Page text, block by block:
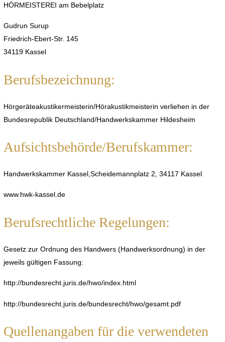
HÖRMEISTEREI am Bebelplatz
Gudrun Surup
Friedrich-Ebert-Str. 145
34119 Kassel
Berufsbezeichnung:
Hörgeräteakustikermeisterin/Hörakustikmeisterin verliehen in der
Bundesrepublik Deutschland/Handwerkskammer Hildesheim
Aufsichtsbehörde/Berufskammer:
Handwerkskammer Kassel,Scheidemannplatz 2, 34117 Kassel
www.hwk-kassel.de
Berufsrechtliche Regelungen:
Gesetz zur Ordnung des Handwers (Handwerksordnung) in der
jeweils gültigen Fassung:
http://bundesrecht.juris.de/hwo/index.html
http://bundesrecht.juris.de/bundesrecht/hwo/gesamt.pdf
Quellenangaben für die verwendeten